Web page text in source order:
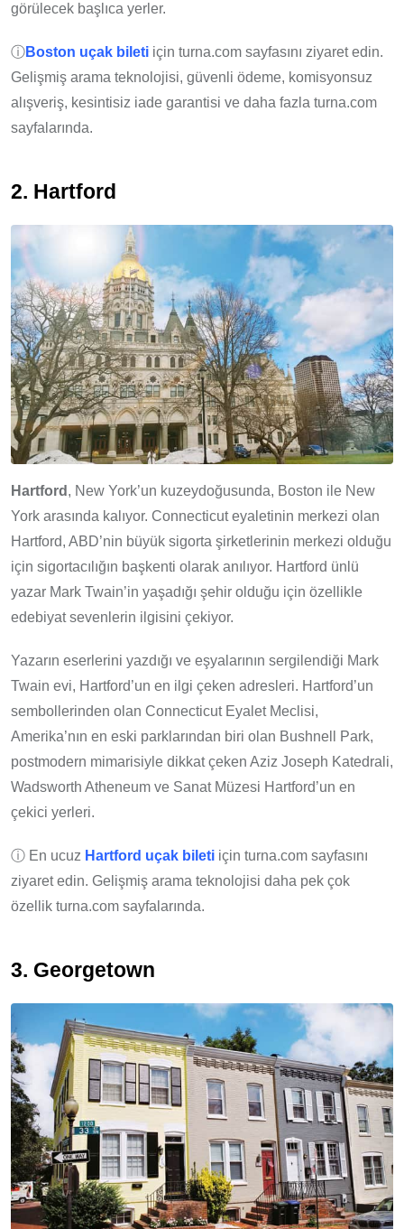
görülecek başlıca yerler.
ⓘBoston uçak bileti için turna.com sayfasını ziyaret edin.
Gelişmiş arama teknolojisi, güvenli ödeme, komisyonsuz
alışveriş, kesintisiz iade garantisi ve daha fazla turna.com
sayfalarında.
2. Hartford
Hartford , New York’un kuzeydoğusunda, Boston ile New
York arasında kalıyor. Connecticut eyaletinin merkezi olan
Hartford, ABD’nin büyük sigorta şirketlerinin merkezi olduğu
için sigortacılığın başkenti olarak anılıyor. Hartford ünlü
yazar Mark Twain’in yaşadığı şehir olduğu için özellikle
edebiyat sevenlerin ilgisini çekiyor.
Yazarın eserlerini yazdığı ve eşyalarının sergilendiği Mark
Twain evi, Hartford’un en ilgi çeken adresleri. Hartford’un
sembollerinden olan Connecticut Eyalet Meclisi,
Amerika’nın en eski parklarından biri olan Bushnell Park,
postmodern mimarisiyle dikkat çeken Aziz Joseph Katedrali,
Wadsworth Atheneum ve Sanat Müzesi Hartford’un en
çekici yerleri.
ⓘ En ucuz Hartford uçak bileti için turna.com sayfasını
ziyaret edin. Gelişmiş arama teknolojisi daha pek çok
özellik turna.com sayfalarında.
3. Georgetown